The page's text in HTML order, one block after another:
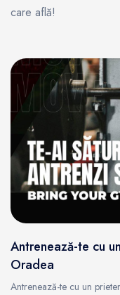
care află!
Antrenează-te cu
Oradea
Antrenează-te cu un